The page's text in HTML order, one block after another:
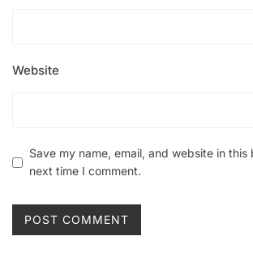
Website
Save my name, email, and website in this
next time I comment.